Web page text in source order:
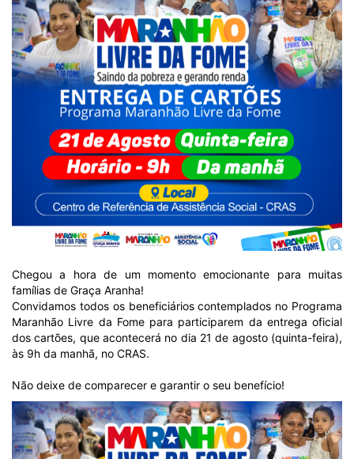
Chegou a hora de um momento emocionante para muitas
famílias de Graça Aranha!
Convidamos todos os beneficiários contemplados no Programa
Maranhão Livre da Fome para participarem da entrega oficial
dos cartões, que acontecerá no dia 21 de agosto (quinta-feira),
às 9h da manhã, no CRAS.
Não deixe de comparecer e garantir o seu benefício!